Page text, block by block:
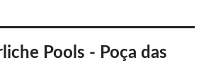
Pools - Poça das